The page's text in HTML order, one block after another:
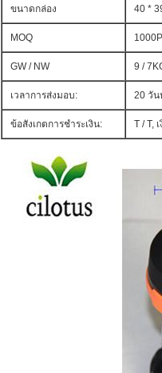
ขนาดกล่อง 40 *
MOQ
GW / NW 9 /
เวลาการส่งมอบ: 20 วัน
ข้อสังเกตการชำระเงิน: T / T,